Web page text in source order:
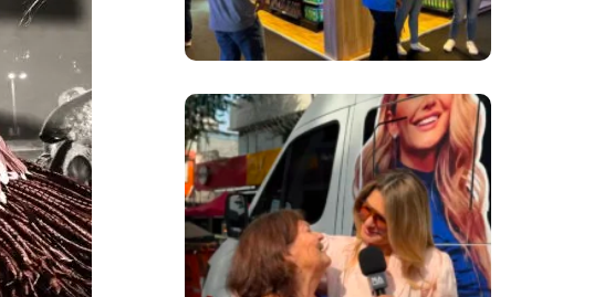
​Segurança Pública
Lidera Queixas De
Moradores Do Rio Em
Escuta Promovida
Por Antônia
Fontenelle